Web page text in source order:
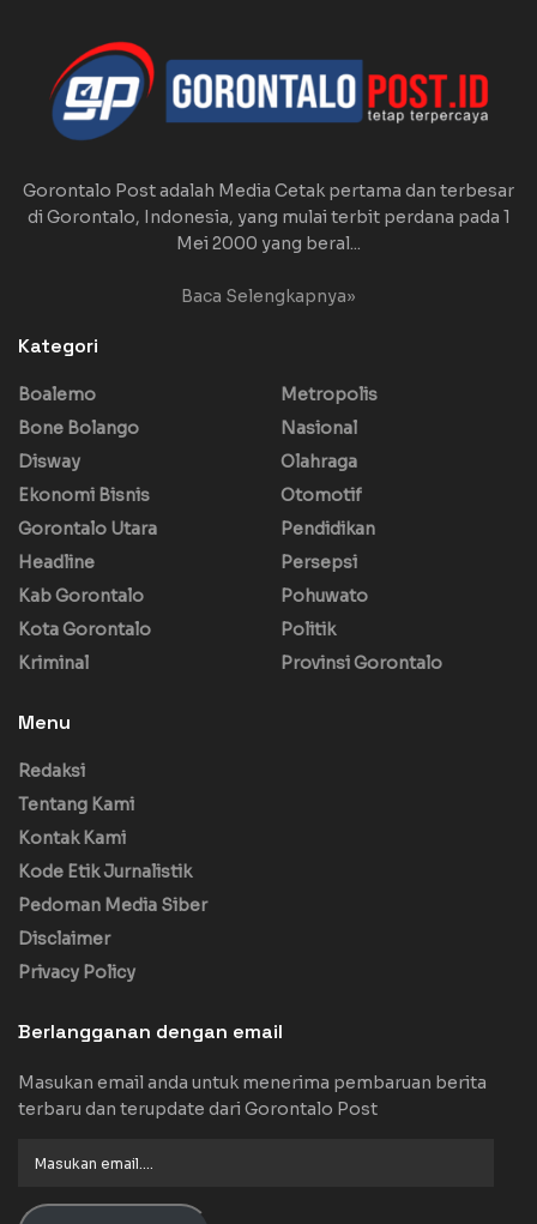
Gorontalo Post adalah Media Cetak pertama dan terbesar
di Gorontalo, Indonesia, yang mulai terbit perdana pada 1
Mei 2000 yang beral...
Baca Selengkapnya»
Kategori
Boalemo
Bone Bolango
Disway
Ekonomi Bisnis
Gorontalo Utara
Headline
Kab Gorontalo
Kota Gorontalo
Kriminal
Metropolis
Nasional
Olahraga
Otomotif
Pendidikan
Persepsi
Pohuwato
Politik
Provinsi Gorontalo
Menu
Redaksi
Tentang Kami
Kontak Kami
Kode Etik Jurnalistik
Pedoman Media Siber
Disclaimer
Privacy Policy
Berlangganan dengan email
Masukan email anda untuk menerima pembaruan berita
terbaru dan terupdate dari Gorontalo Post